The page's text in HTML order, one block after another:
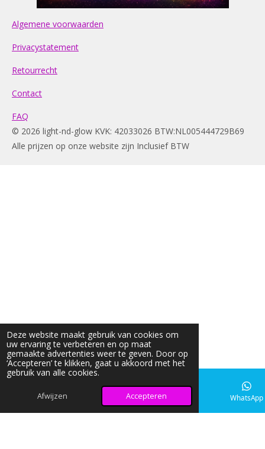
Deze website maakt gebruik van cookies om
uw ervaring te verbeteren en op maat
gemaakte advertenties weer te geven. Door op
‘Accepteren’ te klikken, gaat u akkoord met het
gebruik van alle cookies.
Afwijzen Accepteren
Algemene voorwaarden
Privacystatement
Retourrecht
Contact
FAQ
© 2026 light-nd-glow KVK: 42033026 BTW:NL005444729B69
Alle prijzen op onze website zijn Inclusief BTW
E-mailadres Instagram WhatsApp